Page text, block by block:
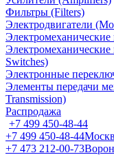
Фильтры (Filters)
Электродвигатели
Электромеханические
Switches)
Электронные
Элементы передачи
Transmission)
Распродажа
+7 499 450-48-44
+7 499 450-48-44
+7 473 212-00-73